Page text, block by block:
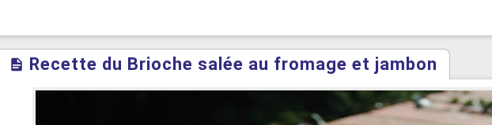
Recette du Brioche salée au fromage et jambon